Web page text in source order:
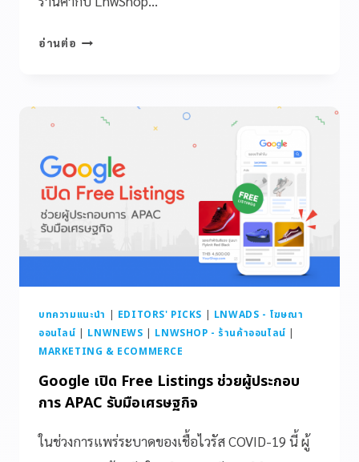
อ่านต่อ
บทความแนะนำ | EDITORS' PICKS | LNWADS - โฆษณา
ออนไลน์ | LNWNEWS | LNWSHOP - ร้านค้าออนไลน์ |
MARKETING & ECOMMERCE
Google เปิด Free Listings ช่วยผู้ประกอบ
การ APAC รับมือเศรษฐกิจ
ในช่วงการแพร่ระบาดของเชื้อไวรัส COVID-19 นี้ ผู้